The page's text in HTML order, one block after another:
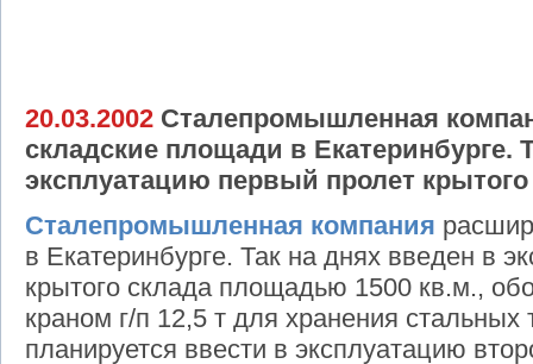
20.03.2002 Сталепромышленная
складские площади в Екатеринбурге.
эксплуатацию первый пролет крытого
Сталепромышленная компания
в Екатеринбурге. Так на днях введен в
крытого склада площадью 1500 кв.м.,
краном г/п 12,5 т для хранения
планируется ввести в эксплуатацию